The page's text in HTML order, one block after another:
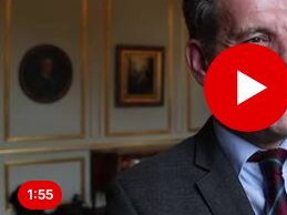
1:55